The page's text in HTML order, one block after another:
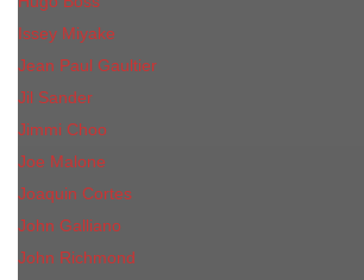
Issey Miyake
Jean Paul Gaultier
Jil Sander
Jimmi Choo
Jое Malоnе
Joaquin Cortes
John Galliano
John Richmond